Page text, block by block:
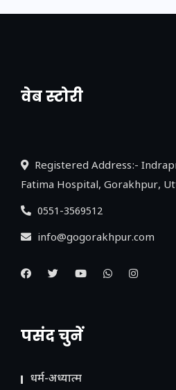
वेब स्टोरी
नया एक्सप्रेसवे: पूर्वांचल का
Registered Address:-
Fatima Hospital, Gorakhpur,
0551-3569512
info@gogorakhpur.com
पसंद चुनें
धर्म-अध्यात्म